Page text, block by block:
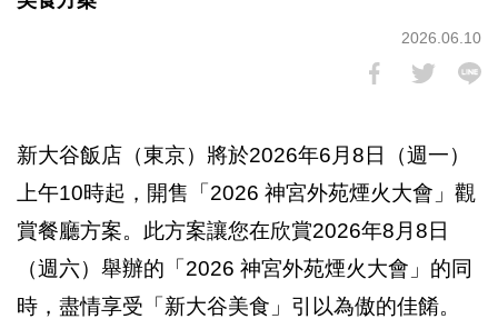
2026.06.10
新大谷飯店（東京）將於2026年6月8日（週一）
上午10時起，開售「2026 神宮外苑煙火大會」觀
賞餐廳方案。此方案讓您在欣賞2026年8月8日
（週六）舉辦的「2026 神宮外苑煙火大會」的同
時，盡情享受「新大谷美食」引以為傲的佳餚。